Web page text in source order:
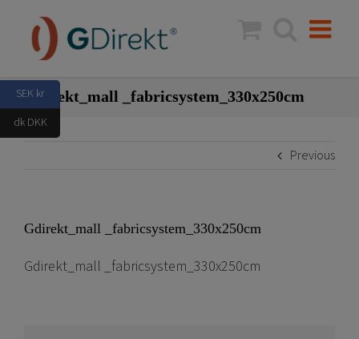
content
Gdirekt_mall _fabricsystem_330x250cm
Previous
Gdirekt_mall _fabricsystem_330x250cm
Gdirekt_mall _fabricsystem_330x250cm
SEK kr
dk DKK